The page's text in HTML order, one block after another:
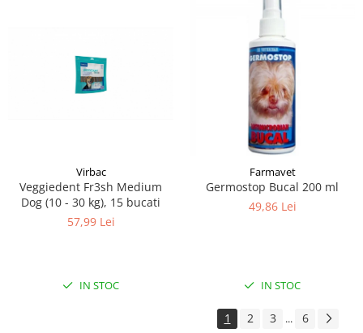
Virbac
Veggiedent Fr3sh Medium
Dog (10 - 30 kg), 15 bucati
57,99 Lei
IN STOC
Farmavet
Germostop Bucal 200 ml
49,86 Lei
IN STOC
1 2 3 ... 6